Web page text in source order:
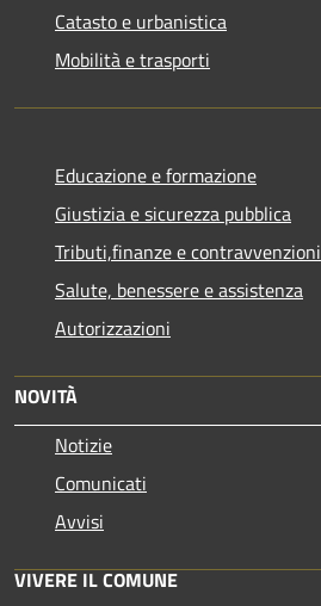
Catasto e urbanistica
Mobilità e trasporti
Educazione e formazione
Giustizia e sicurezza pubblica
Tributi,finanze e contravvenzioni
Salute, benessere e assistenza
Autorizzazioni
NOVITÀ
Notizie
Comunicati
Avvisi
VIVERE IL COMUNE